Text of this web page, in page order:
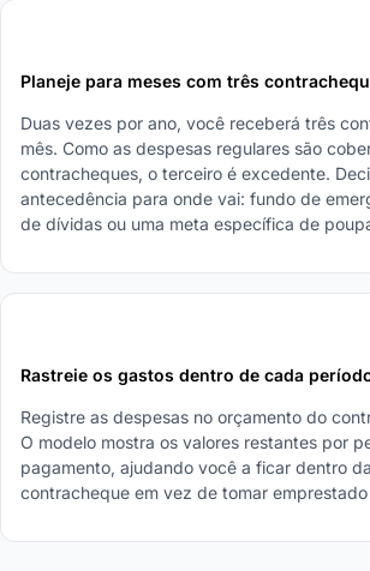
Planeje para meses com três
Duas vezes por ano, você receberá três
mês. Como as despesas regulares são
contracheques, o terceiro é excedente.
antecedência para onde vai: fundo de
de dívidas ou uma meta específica de
Rastreie os gastos dentro de cada
Registre as despesas no orçamento do
O modelo mostra os valores restantes por
pagamento, ajudando você a ficar dentro
contracheque em vez de tomar